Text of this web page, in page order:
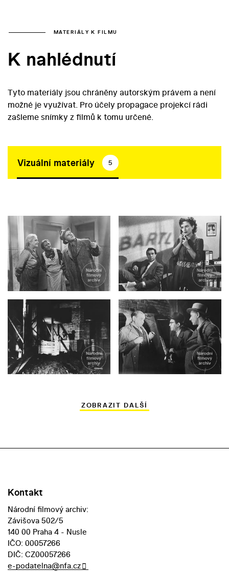
MATERIÁLY K FILMU
K nahlédnutí
Tyto materiály jsou chráněny autorským právem a není
možné je využívat. Pro účely propagace projekcí rádi
zašleme snímky z filmů k tomu určené.
Vizuální materiály 5
ZOBRAZIT DALŠÍ
Kontakt
Národní filmový archiv:
Závišova 502/5
140 00 Praha 4 - Nusle
IČO: 00057266
DIČ: CZ00057266
e-podatelna@nfa.cz